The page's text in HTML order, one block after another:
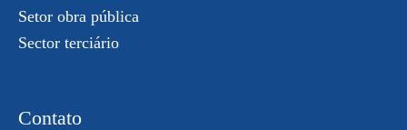
Setor obra pública
Sector terciário
Contato